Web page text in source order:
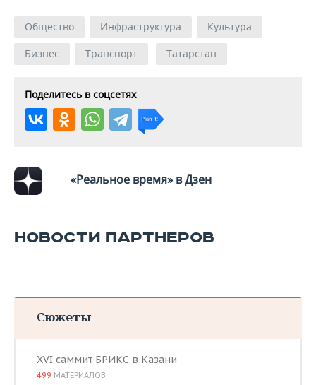
Общество Инфраструктура
Культура
Бизнес
Транспорт Татарстан
Поделитесь в соцсетях
«Реальное время» в Дзен
НОВОСТИ ПАРТНЕРОВ
Сюжеты
XVI саммит БРИКС в Казани
499 МАТЕРИАЛОВ